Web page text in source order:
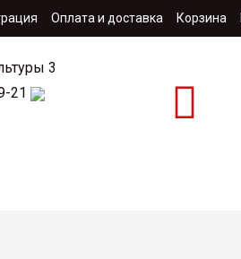
Оплата и доставка Корзина
3
21